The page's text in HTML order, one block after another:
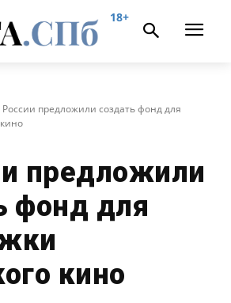
18+
России предложили создать фонд для
предложили
фонд для
кино